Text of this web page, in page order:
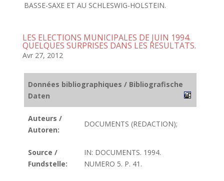
BASSE-SAXE ET AU SCHLESWIG-HOLSTEIN.
LES ELECTIONS MUNICIPALES DE JUIN 1994.
QUELQUES SURPRISES DANS LES RESULTATS.
Avr 27, 2012
Données bibliographiques / Bibliografische
Daten
Auteurs /
Autoren:
DOCUMENTS (REDACTION);
Source /
Fundstelle:
IN: DOCUMENTS. 1994.
NUMERO 5. P. 41.